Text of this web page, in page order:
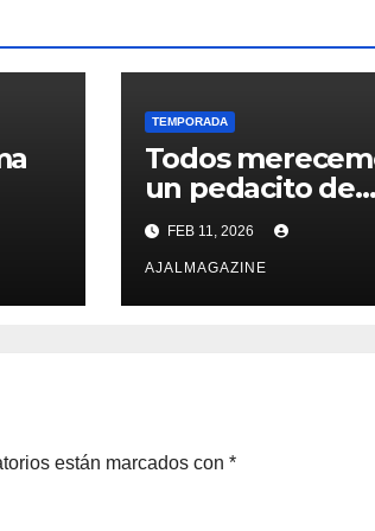
TEMPORADA
Todos
un pedacito de
amor
FEB 11, 2026
AJALMAGAZINE
están marcados con *